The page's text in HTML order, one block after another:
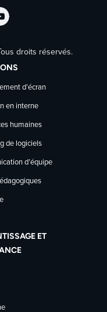
YouTube
droits réservés.
d’écran
en interne
humaines
de logiciels
d’équipe
ET